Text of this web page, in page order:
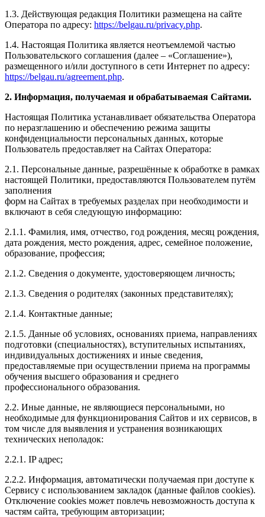
1.3. Действующая редакция Политики размещена на сайте
Оператора по адресу: https://belgau.ru/privacy.php.
1.4. Настоящая Политика является неотъемлемой частью
Пользовательского соглашения (далее – «Соглашение»),
размещенного и/или доступного в сети Интернет по адресу:
https://belgau.ru/agreement.php.
2. Информация, получаемая и обрабатываемая Сайтами.
Настоящая Политика устанавливает обязательства Оператора
по неразглашению и обеспечению режима защиты
конфиденциальности персональных данных, которые
Пользователь предоставляет на Сайтах Оператора:
2.1. Персональные данные, разрешённые к обработке в рамках
настоящей Политики, предоставляются Пользователем путём
заполнения
форм на Сайтах в требуемых разделах при необходимости и
включают в себя следующую информацию:
2.1.1. Фамилия, имя, отчество, год рождения, месяц рождения,
дата рождения, место рождения, адрес, семейное положение,
образование, профессия;
2.1.2. Сведения о документе, удостоверяющем личность;
2.1.3. Сведения о родителях (законных представителях);
2.1.4. Контактные данные;
2.1.5. Данные об условиях, основаниях приема, направлениях
подготовки (специальностях), вступительных испытаниях,
индивидуальных достижениях и иные сведения,
предоставляемые при осуществлении приема на программы
обучения высшего образования и среднего
профессионального образования.
2.2. Иные данные, не являющиеся персональными, но
необходимые для функционирования Сайтов и их сервисов, в
том числе для выявления и устранения возникающих
технических неполадок:
2.2.1. IP адрес;
2.2.2. Информация, автоматически получаемая при доступе к
Сервису с использованием закладок (данные файлов cookies).
Отключение cookies может повлечь невозможность доступа к
частям сайта, требующим авторизации;